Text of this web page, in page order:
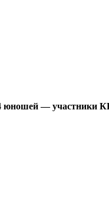
юношей — участники